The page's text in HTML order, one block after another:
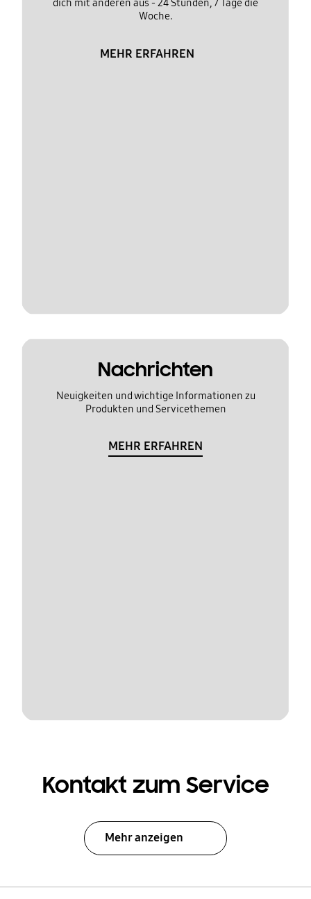
dich mit anderen aus - 24 Stunden, 7 Tage die
Woche.
MEHR ERFAHREN
Nachrichten
Neuigkeiten und wichtige Informationen zu
Produkten und Servicethemen
MEHR ERFAHREN
Kontakt zum Service
Mehr anzeigen